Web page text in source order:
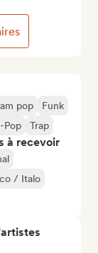
pop
Funk
Pop Trap
à recevoir
/ Italo